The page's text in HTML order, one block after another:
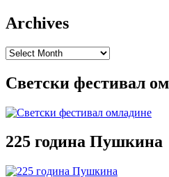
Archives
Archives
Светски фестивал
225 година Пушкина